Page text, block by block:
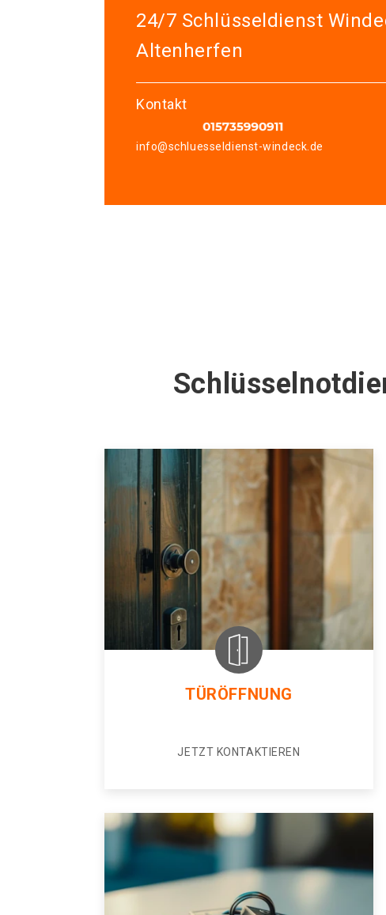
24/7 Schlüsseldienst
Altenherfen
Kontakt
info@schluesseldienst-windeck.de
TÜRÖFFNUNG
JETZT KONTAKTIEREN